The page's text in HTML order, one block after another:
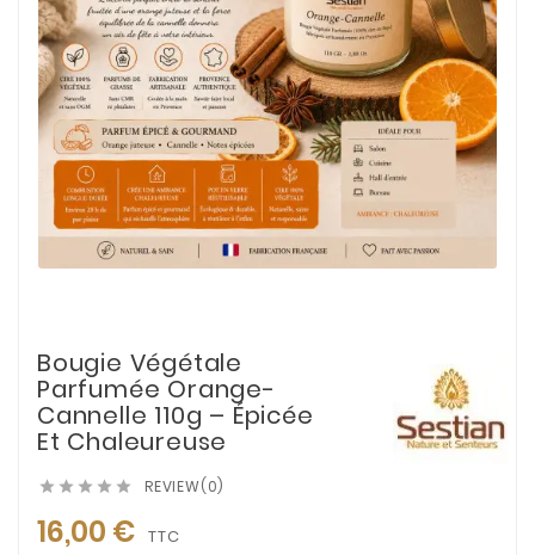
Bougie Végétale
Parfumée Orange-
Cannelle 110g – Épicée
Et Chaleureuse
     REVIEW(0)
16,00 € TTC